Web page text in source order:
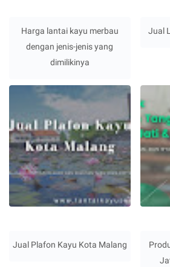
Harga lantai kayu merbau
dengan jenis-jenis yang
dimilikinya
Jual
Jual Plafon Kayu Kota Malang